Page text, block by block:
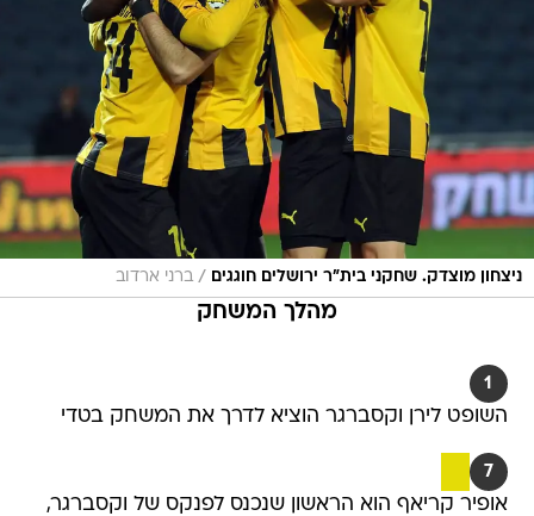
ניצחון מוצדק. שחקני בית"ר ירושלים חוגגים / ברני ארדוב
מהלך המשחק
1
השופט לירן וקסברגר הוציא לדרך את המשחק בטדי
7
אופיר קריאף הוא הראשון שנכנס לפנקס של וקסברגר,